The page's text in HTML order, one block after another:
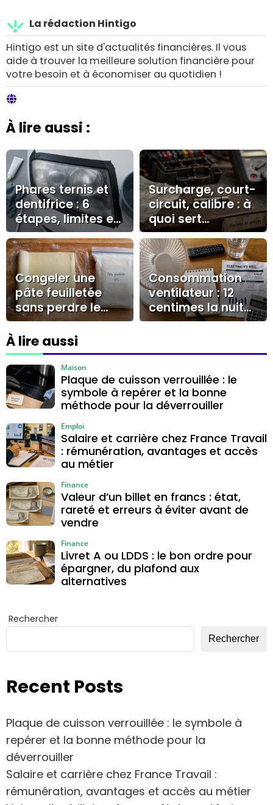
La rédaction Hintigo
Hintigo est un site d'actualités financières. Il vous
aide à trouver la meilleure solution financière pour
votre besoin et à économiser au quotidien !
À lire aussi :
Phares ternis et
dentifrice : 6
étapes, limites et
bons gestes
Surcharge, court-
circuit, calibre : à
quoi sert
vraiment un
fusible ?
Congeler une
pâte feuilletée
sans perdre le
feuilletage, les 4
réflexes à -18°C
Consommation
ventilateur : 12
centimes la nuit
et les réglages
facture
À lire aussi
Plaque de cuisson verrouillée : le
symbole à repérer et la bonne
méthode pour la déverrouiller
Maison
Salaire et carrière chez France Travail
: rémunération, avantages et accès
au métier
Emploi
Valeur d’un billet en francs : état,
rareté et erreurs à éviter avant de
vendre
Finance
Livret A ou LDDS : le bon ordre pour
épargner, du plafond aux
alternatives
Finance
Rechercher
Rechercher
Recent Posts
Plaque de cuisson verrouillée : le symbole à
repérer et la bonne méthode pour la
déverrouiller
Salaire et carrière chez France Travail :
rémunération, avantages et accès au métier